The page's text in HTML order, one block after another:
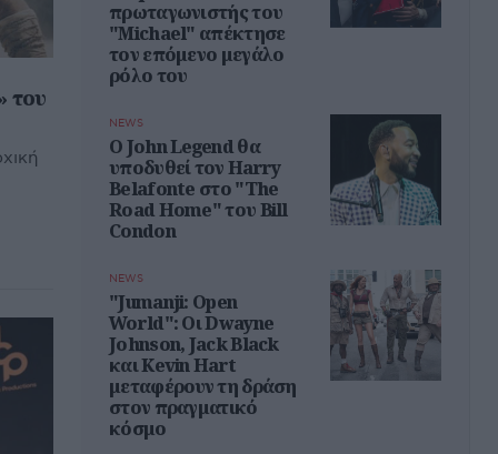
του
πρωταγωνιστής του
"Michael" απέκτησε
τον επόμενο μεγάλο
ρόλο του
NEWS
Ο John Legend θα
υποδυθεί τον Harry
Belafonte στο "The
Road Home" του Bill
Condon
NEWS
"Jumanji: Open
World": Οι Dwayne
Johnson, Jack Black
και Kevin Hart
μεταφέρουν τη δράση
στον πραγματικό
κόσμο